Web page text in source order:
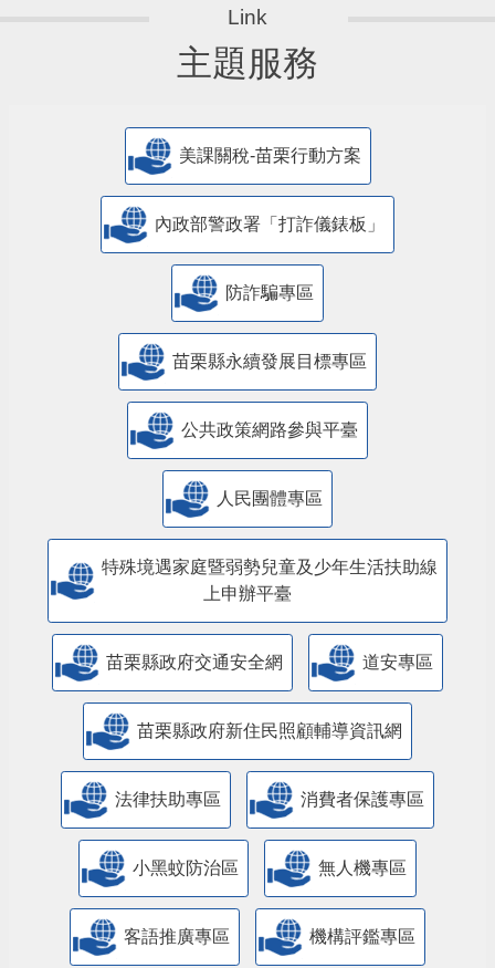
主題服務
美課關稅-苗栗行動方案
內政部警政署「打詐儀錶板」
防詐騙專區
苗栗縣永續發展目標專區
公共政策網路參與平臺
人民團體專區
特殊境遇家庭暨弱勢兒童及少年生活扶助線
上申辦平臺
苗栗縣政府交通安全網 道安專區
苗栗縣政府新住民照顧輔導資訊網
法律扶助專區 消費者保護專區
小黑蚊防治區 無人機專區
客語推廣專區 機構評鑑專區